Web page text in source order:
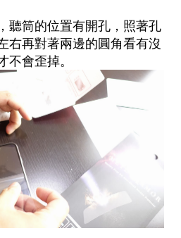
聽筒的位置有開孔，照著孔
右再對著兩邊的圓角看有沒
會歪掉。